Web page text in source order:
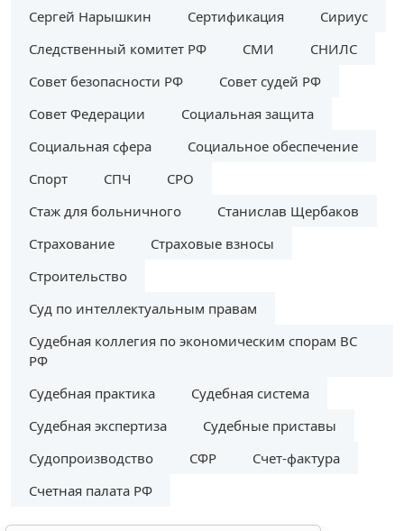
Сергей Нарышкин
Сертификация
Сириус
Следственный комитет РФ
СМИ
СНИЛС
Совет безопасности РФ
Совет судей РФ
Совет Федерации
Социальная защита
Социальная сфера
Социальное обеспечение
Спорт
СПЧ
СРО
Стаж для больничного
Станислав Щербаков
Страхование
Страховые взносы
Строительство
Суд по интеллектуальным правам
Судебная коллегия по экономическим спорам ВС
РФ
Судебная практика
Судебная система
Судебная экспертиза
Судебные приставы
Судопроизводство
СФР
Счет-фактура
Счетная палата РФ